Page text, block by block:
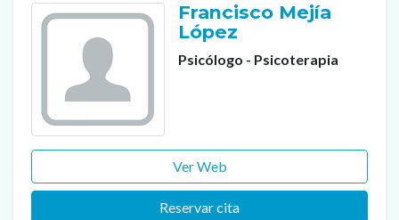
Francisco Mejía
López
Psicólogo - Psicoterapia
Ver Web
Reservar cita